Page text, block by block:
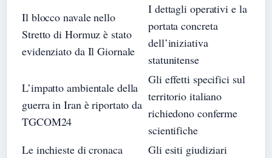
Il blocco navale nello
Stretto di Hormuz è stato
evidenziato da Il Giornale
I dettagli operativi e la
portata concreta
dell’iniziativa
statunitense
L’impatto ambientale della
guerra in Iran è riportato da
TGCOM24
Gli effetti specifici sul
territorio italiano
richiedono conferme
scientifiche
Le inchieste di cronaca
Gli esiti giudiziari